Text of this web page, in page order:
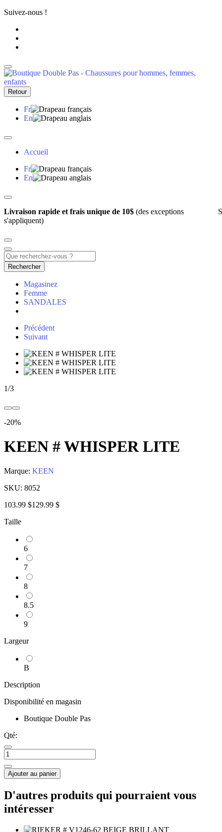
Suivez-nous !
Retour
Fr
En
Accueil
Fr
En
Livraison rapide et frais unique de 10$ (des exceptions
s'appliquent)
Rechercher
Magasinez
Femme
SANDALES
Précédent
Suivant
1/3
-20%
KEEN # WHISPER LITE
Marque: KEEN
SKU: 8052
103.99 $129.99 $
Taille
6
7
8
8.5
9
Largeur
B
Description
Disponibilité en magasin
Boutique Double Pas
Qté:
Ajouter au panier
D'autres produits qui pourraient vous
intéresser